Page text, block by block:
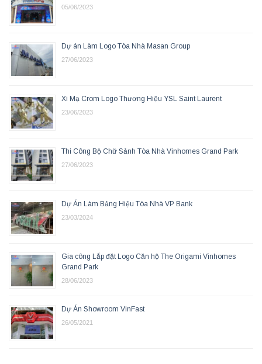
05/06/2023
Dự án Làm Logo Tòa Nhà Masan Group
27/06/2023
Xi Mạ Crom Logo Thương Hiệu YSL Saint Laurent
23/06/2023
Thi Công Bộ Chữ Sảnh Tòa Nhà Vinhomes Grand Park
27/06/2023
Dự Án Làm Bảng Hiệu Tòa Nhà VP Bank
23/03/2024
Gia công Lắp đặt Logo Căn hộ The Origami Vinhomes
Grand Park
28/06/2023
Dự Án Showroom VinFast
26/05/2021